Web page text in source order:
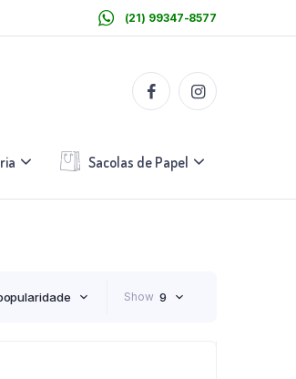
(21) 99347-8577
Sacolas de Papel
Show 9